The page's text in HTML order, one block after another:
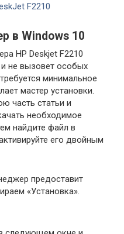
F2210
в Windows 10
HP Deskjet F2210
и не вызовет особых
минимальное
мастер установки.
часть статьи и
необходимое
найдите файл в
его двойным
предоставит
«Установка».